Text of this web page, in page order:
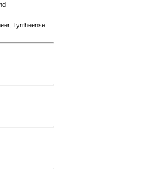
Tyrrheense